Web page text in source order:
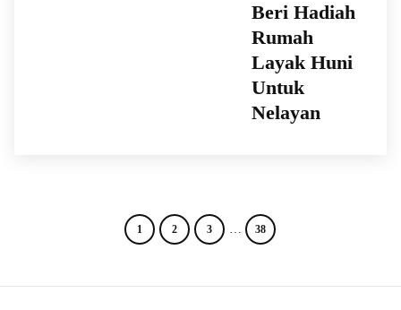
Beri Hadiah
Rumah
Layak Huni
Untuk
Nelayan
1 2 3 … 38